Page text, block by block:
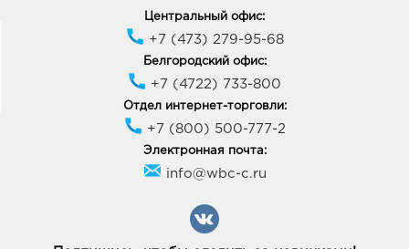
Центральный офис:
+7 (473) 279-95-68
Белгородский офис:
+7 (4722) 733-800
Отдел интернет-торговли:
+7 (800) 500-777-2
Электронная почта:
info@wbc-c.ru